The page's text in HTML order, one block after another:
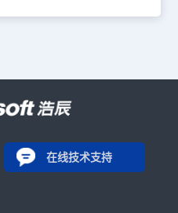
在线技术支持